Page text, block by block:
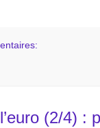
(2/4) :